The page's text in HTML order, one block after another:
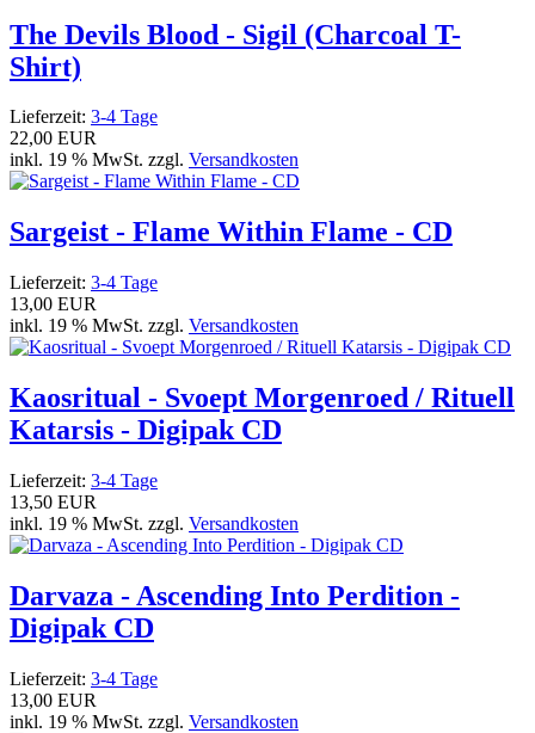
The Devils Blood - Sigil (Charcoal T-
Shirt)
Lieferzeit: 3-4 Tage
22,00 EUR
inkl. 19 % MwSt. zzgl. Versandkosten
Sargeist - Flame Within Flame - CD
Lieferzeit: 3-4 Tage
13,00 EUR
inkl. 19 % MwSt. zzgl. Versandkosten
Kaosritual - Svoept Morgenroed / Rituell
Katarsis - Digipak CD
Lieferzeit: 3-4 Tage
13,50 EUR
inkl. 19 % MwSt. zzgl. Versandkosten
Darvaza - Ascending Into Perdition -
Digipak CD
Lieferzeit: 3-4 Tage
13,00 EUR
inkl. 19 % MwSt. zzgl. Versandkosten